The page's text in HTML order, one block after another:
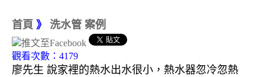
首頁 》 洗水管 案例
觀看次數：4179
廖先生 說家裡的熱水出水很小，熱水器忽冷忽熱